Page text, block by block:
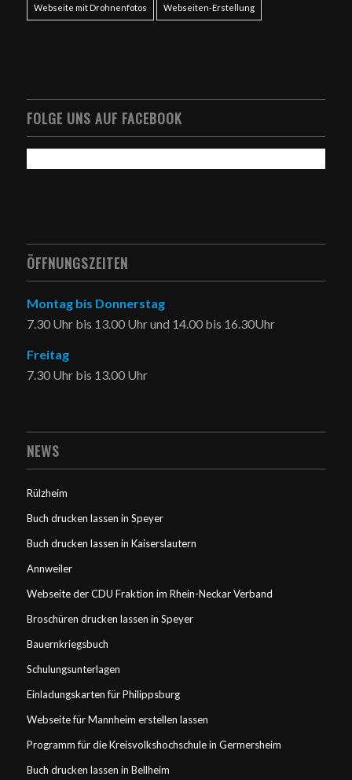
Webseite mit Drohnenfotos Webseiten-Erstellung
FOLGE UNS AUF FACEBOOK
ÖFFNUNGSZEITEN
Montag bis Donnerstag
7.30 Uhr bis 13.00 Uhr und 14.00 bis 16.30Uhr
Freitag
7.30 Uhr bis 13.00 Uhr
NEWS
Rülzheim
Buch drucken lassen in Speyer
Buch drucken lassen in Kaiserslautern
Annweiler
Webseite der CDU Fraktion im Rhein-Neckar Verband
Broschüren drucken lassen in Speyer
Bauernkriegsbuch
Schulungsunterlagen
Einladungskarten für Philippsburg
Webseite für Mannheim erstellen lassen
Programm für die Kreisvolkshochschule in Germersheim
Buch drucken lassen in Bellheim